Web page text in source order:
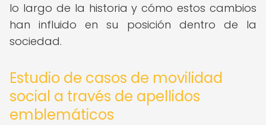
lo largo de la historia y cómo estos cambios
han influido en su posición dentro de la
sociedad.
Estudio de casos de movilidad
social a través de apellidos
emblemáticos